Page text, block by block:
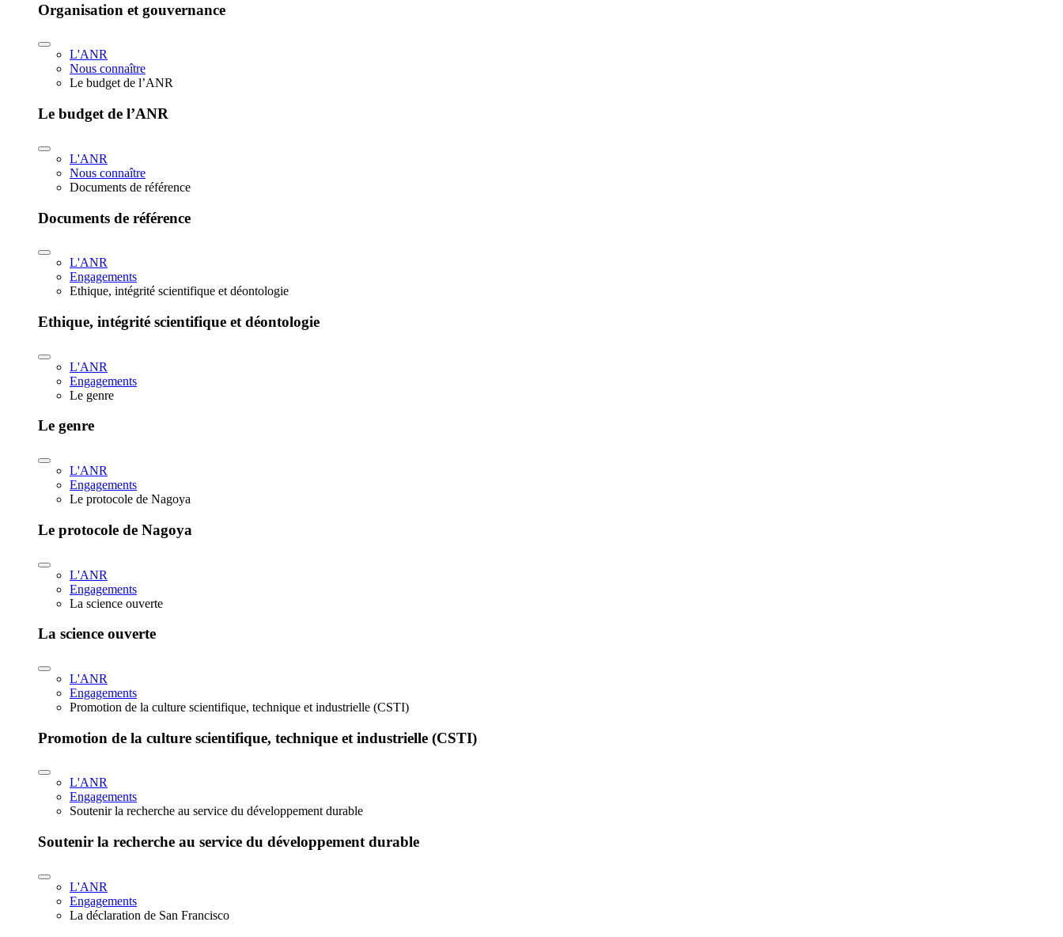
Organisation et gouvernance
L'ANR
Nous connaître
Le budget de l’ANR
Le budget de l’ANR
L'ANR
Nous connaître
Documents de référence
Documents de référence
L'ANR
Engagements
Ethique, intégrité scientifique et déontologie
Ethique, intégrité scientifique et déontologie
L'ANR
Engagements
Le genre
Le genre
L'ANR
Engagements
Le protocole de Nagoya
Le protocole de Nagoya
L'ANR
Engagements
La science ouverte
La science ouverte
L'ANR
Engagements
Promotion de la culture scientifique, technique et industrielle (CSTI)
Promotion de la culture scientifique, technique et industrielle (CSTI)
L'ANR
Engagements
Soutenir la recherche au service du développement durable
Soutenir la recherche au service du développement durable
L'ANR
Engagements
La déclaration de San Francisco